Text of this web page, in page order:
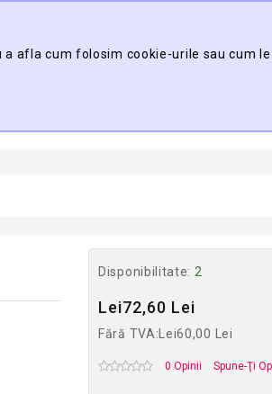
afla cum folosim cookie-urile sau cum
Disponibilitate: 2
Lei72,60 Lei
Fără TVA:Lei60,00 Lei
0 Opinii Spune-Ţi